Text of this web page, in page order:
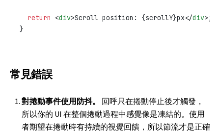
  return
<div>Scroll position: {scrollY}px</div>;
}
常見錯誤
對捲動事件使用防抖。
回呼只在捲動停止後才觸發，
所以你的 UI 在整個捲動過程中感覺像是凍結的。使用
者期望在捲動時有持續的視覺回饋，所以節流才是正確